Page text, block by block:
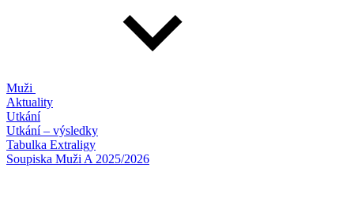
Muži
Aktuality
Utkání
Utkání – výsledky
Tabulka Extraligy
Soupiska Muži A 2025/2026